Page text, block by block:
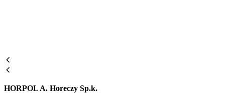
HORPOL A. Horeczy Sp.k.